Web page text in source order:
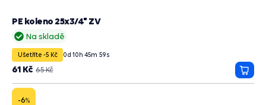
Na skladě
PE koleno 25x3/4" ZV
Ušetříte -5 Kč 0d 10h 45m 58s
65 Kč
61 Kč
do
-6%